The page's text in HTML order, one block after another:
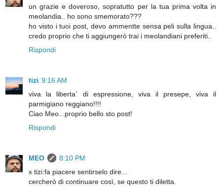
un grazie e doveroso, sopratutto per la tua prima volta in
meolandia.. ho sono smemorato???
ho visto i tuoi post, devo ammentte sensa peli sulla lingua..
credo proprio che ti aggiungerò trai i meolandiani preferiti..
Rispondi
tizi 9:16 AM
viva la liberta` di espressione, viva il presepe, viva il
parmigiano reggiano!!!!
Ciao Meo...proprio bello sto post!
Rispondi
MEO
8:10 PM
x tizi:fa piacere sentirselo dire...
cercherò di continuare così, se questo ti diletta.